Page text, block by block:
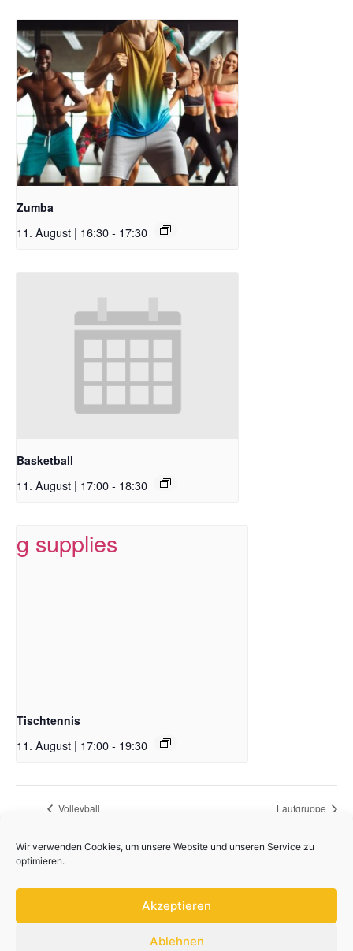
Wir verwenden Cookies, um unsere Website und unseren Service zu
optimieren.
Akzeptieren
Ablehnen
Zumba
11. August | 16:30- 17:30
Basketball
11. August | 17:00- 18:30
Tischtennis
11. August | 17:00- 19:30
Volleyball Laufgruppe